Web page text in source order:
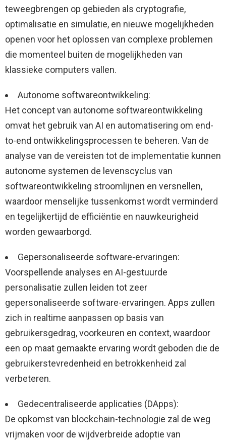
teweegbrengen op gebieden als cryptografie,
optimalisatie en simulatie, en nieuwe mogelijkheden
openen voor het oplossen van complexe problemen
die momenteel buiten de mogelijkheden van
klassieke computers vallen.
Autonome softwareontwikkeling:
Het concept van autonome softwareontwikkeling
omvat het gebruik van AI en automatisering om end-
to-end ontwikkelingsprocessen te beheren. Van de
analyse van de vereisten tot de implementatie kunnen
autonome systemen de levenscyclus van
softwareontwikkeling stroomlijnen en versnellen,
waardoor menselijke tussenkomst wordt verminderd
en tegelijkertijd de efficiëntie en nauwkeurigheid
worden gewaarborgd.
Gepersonaliseerde software-ervaringen:
Voorspellende analyses en AI-gestuurde
personalisatie zullen leiden tot zeer
gepersonaliseerde software-ervaringen. Apps zullen
zich in realtime aanpassen op basis van
gebruikersgedrag, voorkeuren en context, waardoor
een op maat gemaakte ervaring wordt geboden die de
gebruikerstevredenheid en betrokkenheid zal
verbeteren.
Gedecentraliseerde applicaties (DApps):
De opkomst van blockchain-technologie zal de weg
vrijmaken voor de wijdverbreide adoptie van